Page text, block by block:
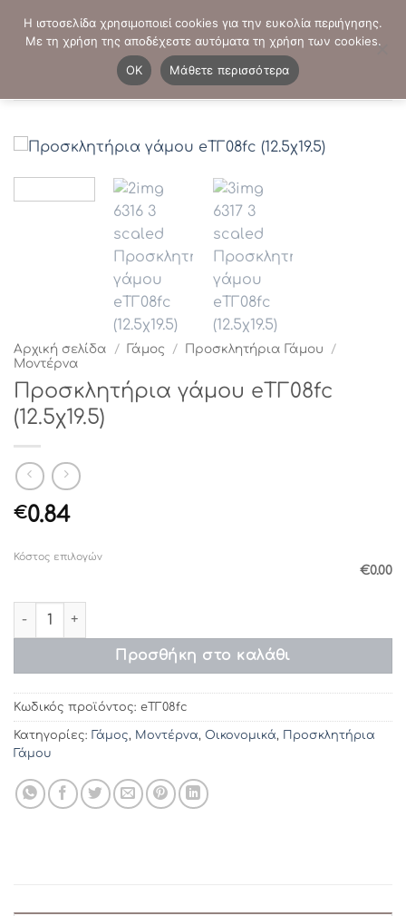
στο
ΤΗΛΕΦΩΝΙΚΕΣ ΠΑΡΑΓΓΕΛΙΕΣ: - 2103821941
Αρχική σελίδα / Γάμος / Προσκλητήρια Γάμου
/
Μοντέρνα
Προσκλητήρια γάμου eΤΓ08fc
(12.5χ19.5)
€0.84
Κόστος επιλογών
€0.00
Προσκλητήρια γάμου eΤΓ08fc (12.5χ19.5) ποσότητα
Προσθήκη στο καλάθι
Κωδικός προϊόντος: eΤΓ08fc
Κατηγορίες: Γάμος, Μοντέρνα, Οικονομικά, Προσκλητήρια
Γάμου
Η ιστοσελίδα χρησιμοποιεί cookies για την ευκολία περιήγησης.
Με τη χρήση της αποδέχεστε αυτόματα τη χρήση των cookies.
OK
Μάθετε περισσότερα